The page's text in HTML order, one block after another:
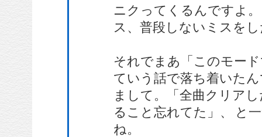
ニクってくるんですよ
ス、普段しないミスを
それでまあ「このモー
ていう話で落ち着いた
まして。「全曲クリア
ること忘れてた」、 と
ね。